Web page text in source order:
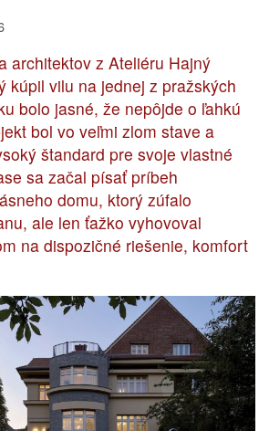
architektov z Ateliéru Hajný
kúpil vilu na jednej z pražských
bolo jasné, že nepôjde o ľahkú
bol vo veľmi zlom stave a
štandard pre svoje vlastné
sa začal písať príbeh
domu, ktorý zúfalo
ale len ťažko vyhovoval
na dispozičné riešenie, komfort